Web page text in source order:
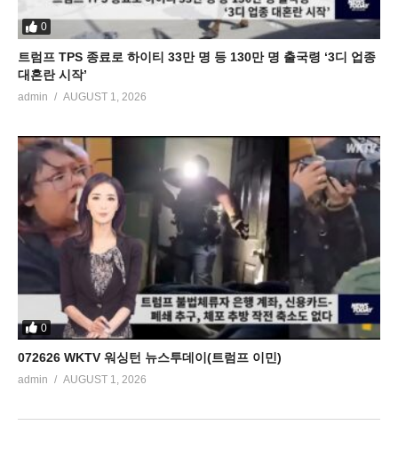
0
트럼프 TPS 종료로 하이티 33만 명 등 130만 명 출국령 ‘3디 업종
대혼란 시작’
admin AUGUST 1, 2026
0
072626 WKTV 워싱턴 뉴스투데이(트럼프 이민)
admin AUGUST 1, 2026